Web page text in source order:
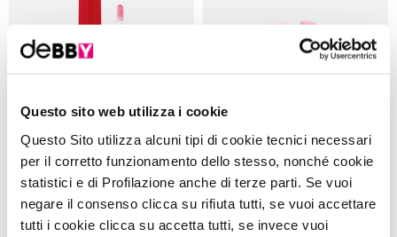
Questo sito web utilizza i cookie
Questo Sito utilizza alcuni tipi di cookie tecnici necessari
per il corretto funzionamento dello stesso, nonché cookie
statistici e di Profilazione anche di terze parti. Se vuoi
negare il consenso clicca su rifiuta tutti, se vuoi accettare
tutti i cookie clicca su accetta tutti, se invece vuoi
kissME LIPGLOSS SPICY PLUMPING
EFFECT
100% clean BALSAMO LABBRA
6 colori